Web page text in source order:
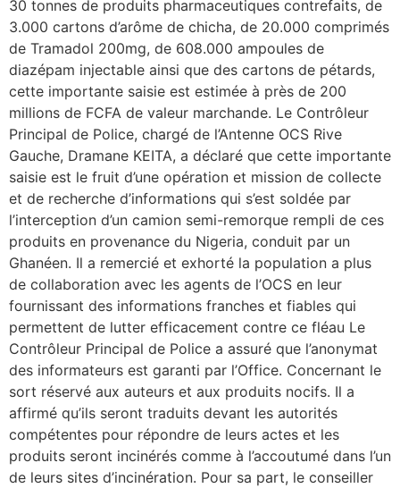
30 tonnes de produits pharmaceutiques contrefaits, de
3.000 cartons d’arôme de chicha, de 20.000 comprimés
de Tramadol 200mg, de 608.000 ampoules de
diazépam injectable ainsi que des cartons de pétards,
cette importante saisie est estimée à près de 200
millions de FCFA de valeur marchande. Le Contrôleur
Principal de Police, chargé de l’Antenne OCS Rive
Gauche, Dramane KEITA, a déclaré que cette importante
saisie est le fruit d’une opération et mission de collecte
et de recherche d’informations qui s’est soldée par
l’interception d’un camion semi-remorque rempli de ces
produits en provenance du Nigeria, conduit par un
Ghanéen. Il a remercié et exhorté la population a plus
de collaboration avec les agents de l’OCS en leur
fournissant des informations franches et fiables qui
permettent de lutter efficacement contre ce fléau Le
Contrôleur Principal de Police a assuré que l’anonymat
des informateurs est garanti par l’Office. Concernant le
sort réservé aux auteurs et aux produits nocifs. Il a
affirmé qu’ils seront traduits devant les autorités
compétentes pour répondre de leurs actes et les
produits seront incinérés comme à l’accoutumé dans l’un
de leurs sites d’incinération. Pour sa part, le conseiller